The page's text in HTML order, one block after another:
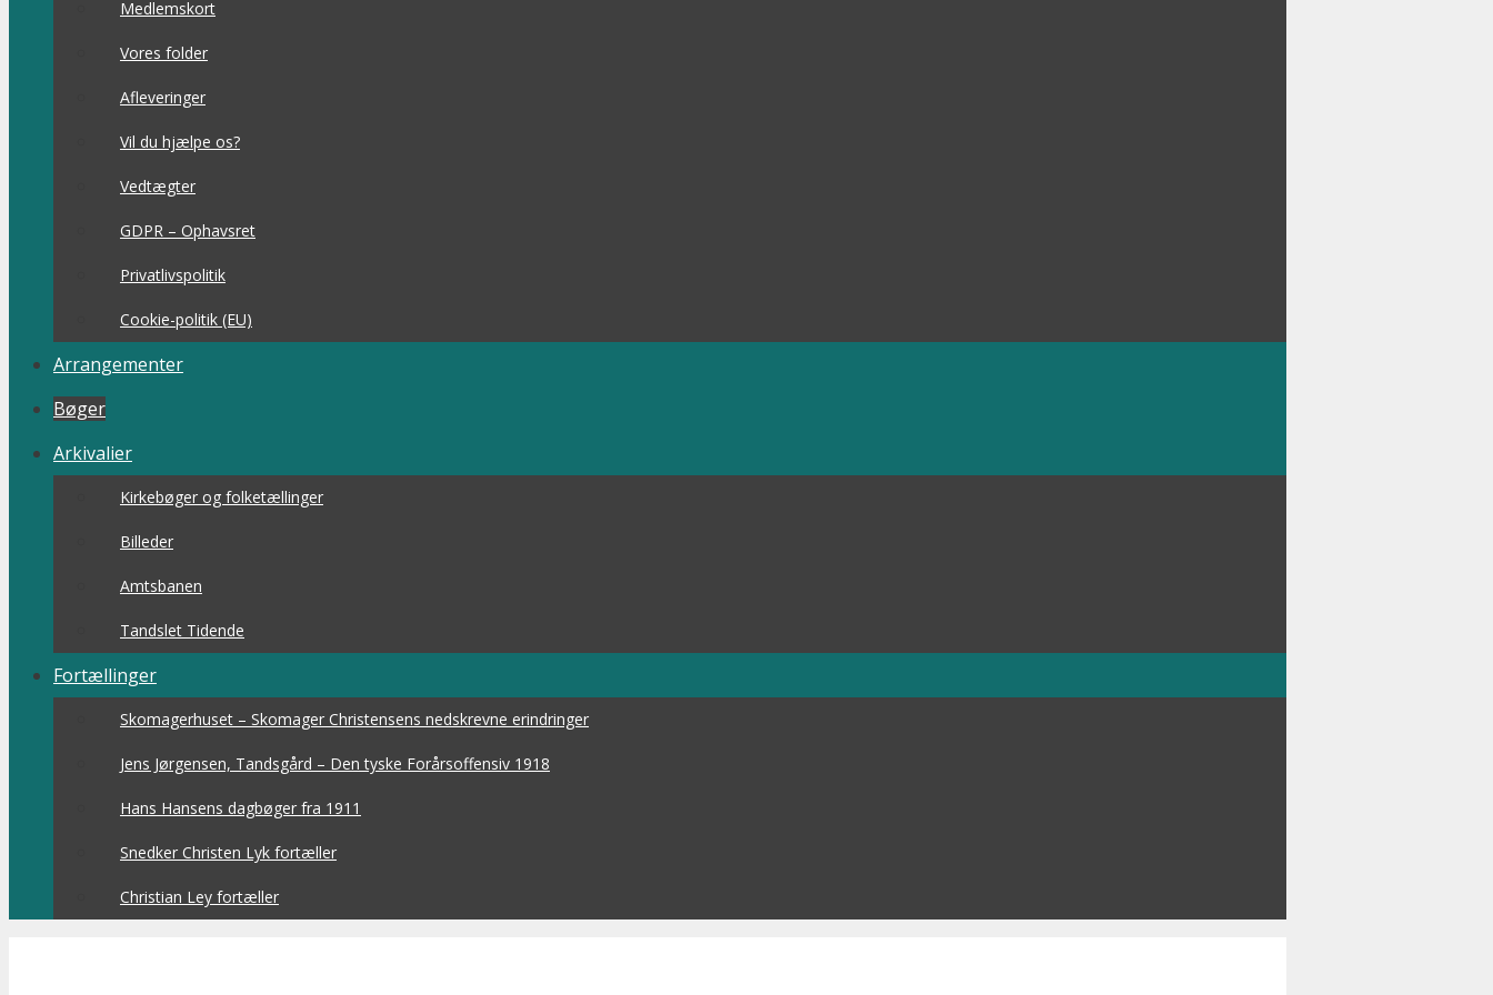
Medlemskort
Vores folder
Afleveringer
Vil du hjælpe os?
Vedtægter
GDPR – Ophavsret
Privatlivspolitik
Cookie-politik (EU)
Arrangementer
Bøger
Arkivalier
Kirkebøger og folketællinger
Billeder
Amtsbanen
Tandslet Tidende
Fortællinger
Skomagerhuset – Skomager Christensens nedskrevne erindringer
Jens Jørgensen, Tandsgård – Den tyske Forårsoffensiv 1918
Hans Hansens dagbøger fra 1911
Snedker Christen Lyk fortæller
Christian Ley fortæller